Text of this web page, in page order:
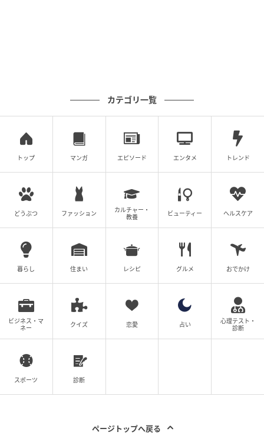
カテゴリ一覧
トップ マンガ エピソード エンタメ トレンド
どうぶつ ファッション
カルチャー・
教養
ビューティー ヘルスケア
暮らし 住まい レシピ グルメ おでかけ
ビジネス・マ
ネー
クイズ 恋愛 占い
心理テスト・
診断
スポーツ 診断
ページトップへ戻る